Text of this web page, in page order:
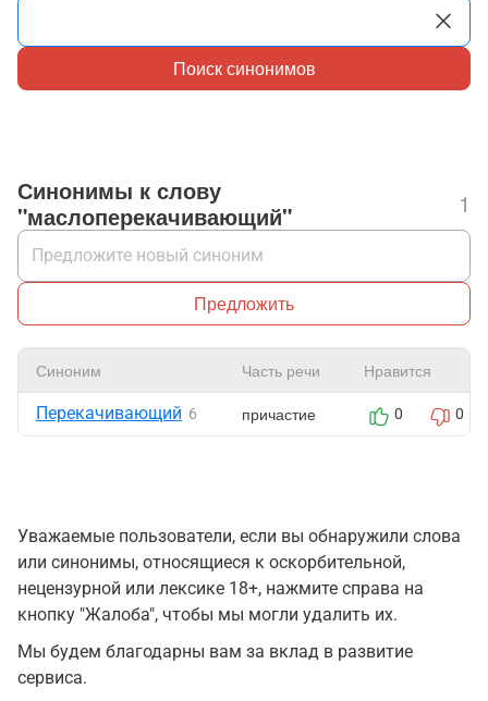
Поиск синонимов
Синонимы к слову
"маслоперекачивающий"
1
Предложить
Синоним Часть речи Нравится
Перекачивающий 6 причастие 0 0
Уважаемые пользователи, если вы обнаружили слова
или синонимы, относящиеся к оскорбительной,
нецензурной или лексике 18+, нажмите справа на
кнопку "Жалоба", чтобы мы могли удалить их.
Мы будем благодарны вам за вклад в развитие
сервиса.